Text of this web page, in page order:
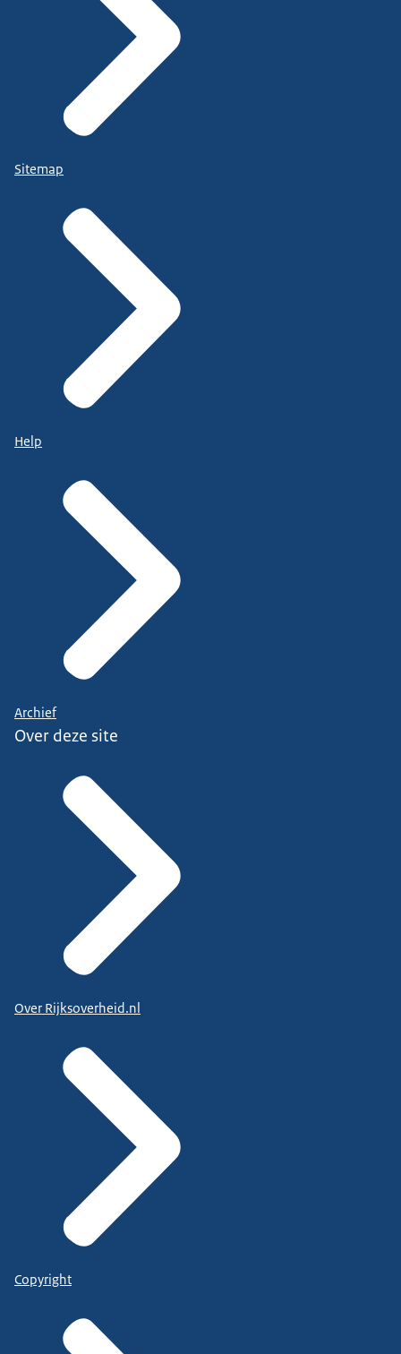
Sitemap
Help
Archief
Over deze site
Over Rijksoverheid.nl
Copyright